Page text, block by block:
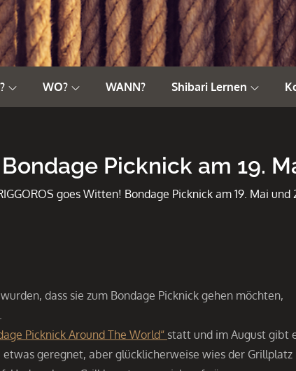
WO? WANN? Shibari Lernen
Picknick am 19.
goes Witten! Bondage Picknick am 19. Mai und
dass sie zum Bondage Picknick gehen möchten,
Picknick Around The World“ statt und im August gibt
geregnet, aber glücklicherweise wies der Grillplatz